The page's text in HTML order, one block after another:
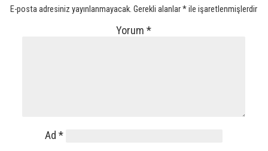
E-posta adresiniz yayınlanmayacak. Gerekli alanlar*ile işaretlenmişlerdir
Yorum*
Ad*